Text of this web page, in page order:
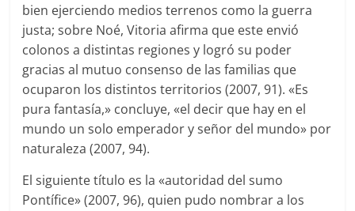
bien ejerciendo medios terrenos como la guerra
justa; sobre Noé, Vitoria afirma que este envió
colonos a distintas regiones y logró su poder
gracias al mutuo consenso de las familias que
ocuparon los distintos territorios (2007, 91). «Es
pura fantasía,» concluye, «el decir que hay en el
mundo un solo emperador y señor del mundo» por
naturaleza (2007, 94).
El siguiente título es la «autoridad del sumo
Pontífice» (2007, 96), quien pudo nombrar a los